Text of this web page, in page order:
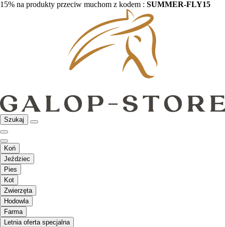
15% na produkty przeciw muchom z kodem : SUMMER-FLY15
Szukaj
Koń
Jeździec
Pies
Kot
Zwierzęta
Hodowla
Farma
Letnia oferta specjalna